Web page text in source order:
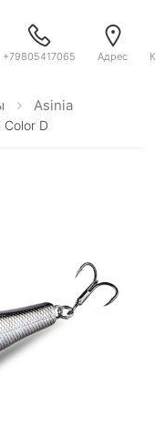
+79805417065 Адрес
Asinia
Color D